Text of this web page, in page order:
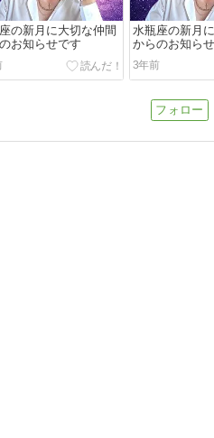
の新月に大切な仲間
お知らせです
水瓶座の新月
からのお知ら
ます
3年前